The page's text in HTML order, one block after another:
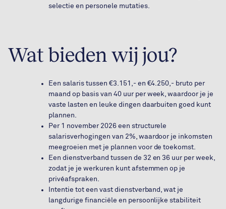
selectie en personele mutaties.
Wat bieden wij jou?
Een salaris tussen €3.151,- en €4.250,- bruto per
maand op basis van 40 uur per week, waardoor je je
vaste lasten en leuke dingen daarbuiten goed kunt
plannen.
Per 1 november 2026 een structurele
salarisverhogingen van 2%, waardoor je inkomsten
meegroeien met je plannen voor de toekomst.
Een dienstverband tussen de 32 en 36 uur per week,
zodat je je werkuren kunt afstemmen op je
privéafspraken.
Intentie tot een vast dienstverband, wat je
langdurige financiële en persoonlijke stabiliteit